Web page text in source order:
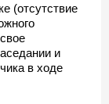
(отсутствие
и
в ходе